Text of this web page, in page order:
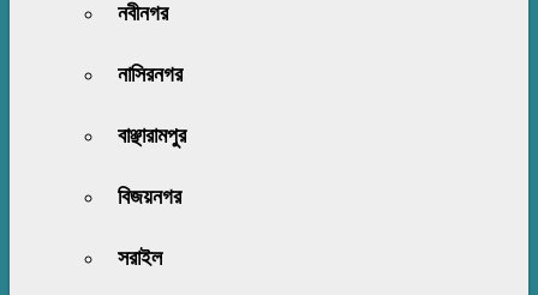
নবীনগর
নাসিরনগর
বাঞ্ছারামপুর
বিজয়নগর
সরাইল